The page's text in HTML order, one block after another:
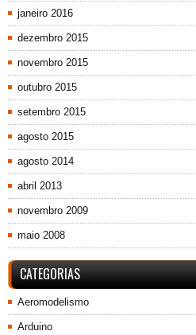
janeiro 2016
dezembro 2015
novembro 2015
outubro 2015
setembro 2015
agosto 2015
agosto 2014
abril 2013
novembro 2009
maio 2008
CATEGORIAS
Aeromodelismo
Arduino